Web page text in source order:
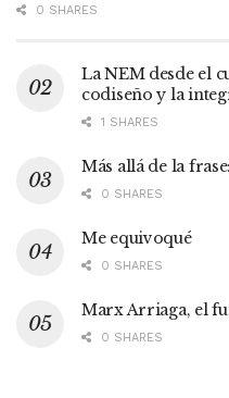
0 SHARES
La NEM desde el
codiseño y la
1 SHARES
Más allá de la
0 SHARES
Me equivoqué
0 SHARES
Marx Arriaga, el
0 SHARES